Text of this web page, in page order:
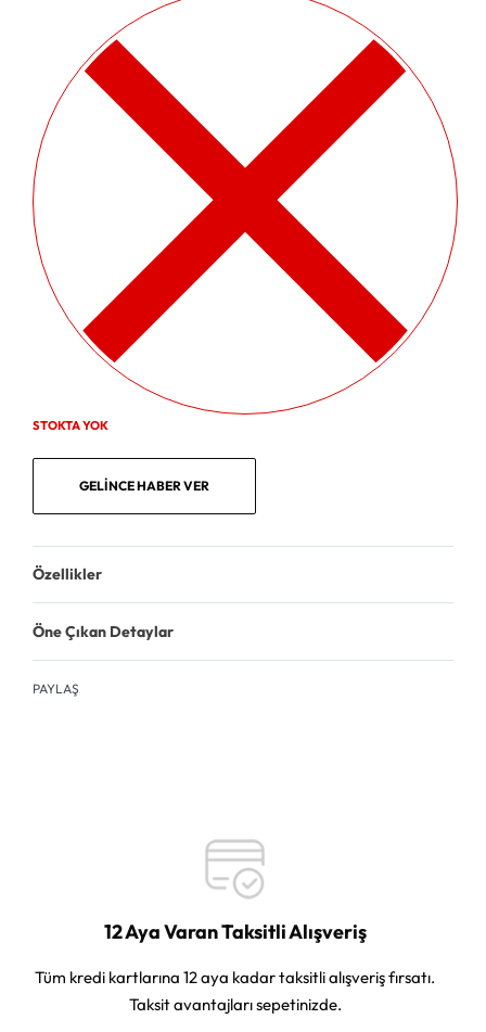
STOKTA YOK
GELINCE HABER VER
Özellikler
Öne Çıkan Detaylar
PAYLAŞ
12 Aya Varan Taksitli Alışveriş
Tüm kredi kartlarına 12 aya kadar taksitli alışveriş fırsatı.
Taksit avantajları sepetinizde.